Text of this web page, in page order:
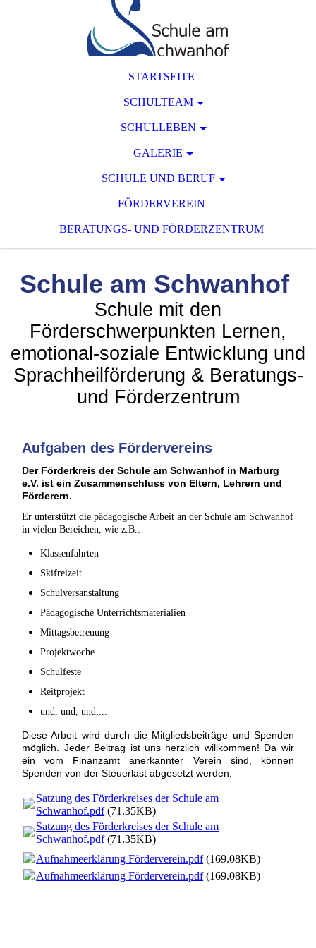
STARTSEITE
SCHULTEAM
SCHULLEBEN
GALERIE
SCHULE UND BERUF
FÖRDERVEREIN
BERATUNGS- UND FÖRDERZENTRUM
Schule am Schwanhof
Schule mit den
Förderschwerpunkten Lernen,
emotional-soziale Entwicklung und
Sprachheilförderung & Beratungs-
und Förderzentrum
Aufgaben des Fördervereins
Der Förderkreis der Schule am Schwanhof in Marburg
e.V. ist ein Zusammenschluss von Eltern, Lehrern und
Förderern.
Er unterstützt die pädagogische Arbeit an der Schule am Schwanhof
in vielen Bereichen, wie z.B.:
Klassenfahrten
Skifreizeit
Schulversanstaltung
Pädagogische Unterrichtsmaterialien
Mittagsbetreuung
Projektwoche
Schulfeste
Reitprojekt
und, und, und,...
Diese Arbeit wird durch die Mitgliedsbeiträge und Spenden
möglich. Jeder Beitrag ist uns herzlich willkommen! Da wir
ein vom Finanzamt anerkannter Verein sind, können
Spenden von der Steuerlast abgesetzt werden.
Satzung des Förderkreises der Schule am
Schwanhof.pdf(71.35KB)
Satzung des Förderkreises der Schule am
Schwanhof.pdf(71.35KB)
Aufnahmeerklärung Förderverein.pdf(169.08KB)
Aufnahmeerklärung Förderverein.pdf(169.08KB)